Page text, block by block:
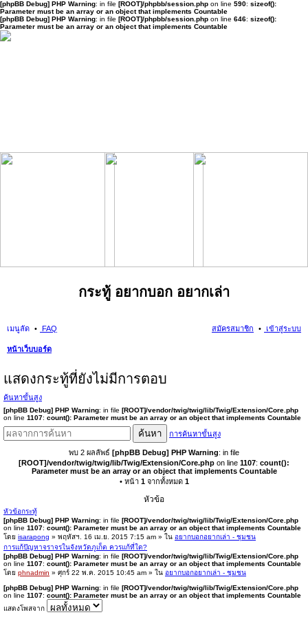
[phpBB Debug] PHP Warning: in file [ROOT]/phpbb/session.php on line 590: sizeof():
Parameter must be an array or an object that implements Countable
[phpBB Debug] PHP Warning: in file [ROOT]/phpbb/session.php on line 646: sizeof():
Parameter must be an array or an object that implements Countable
กระทู้ อยากบอก อยากเล่า
เมนูลัด FAQ เข้าสู่ระบบ
สมัครสมาชิก
หน้าเว็บบอร์ด
แสดงกระทู้ที่ยังไม่มีการตอบ
ค้นหาขั้นสูง
[phpBB Debug] PHP Warning: in file [ROOT]/vendor/twig/twig/lib/Twig/Extension/Core.php
on line 1107: count(): Parameter must be an array or an object that implements Countable
ค้นหา การค้นหาขั้นสูง
พบ 2 ผลลัพธ์ [phpBB Debug] PHP Warning: in file
[ROOT]/vendor/twig/twig/lib/Twig/Extension/Core.php on line 1107: count():
Parameter must be an array or an object that implements Countable
• หน้า 1จากทั้งหมด 1
หัวข้อ
หัวข้อกระทู้
[phpBB Debug] PHP Warning: in file [ROOT]/vendor/twig/twig/lib/Twig/Extension/Core.php
on line 1107: count(): Parameter must be an array or an object that implements Countable
โดย isarapong » พฤหัสฯ. 16 เม.ย. 2015 7:15 am » ใน อยากบอกอยากเล่า - ชุมชน
การแก้ปัญหาจราจรในจังหวัดภูเก็ต ควรแก้ที่ใด?
[phpBB Debug] PHP Warning: in file [ROOT]/vendor/twig/twig/lib/Twig/Extension/Core.php
on line 1107: count(): Parameter must be an array or an object that implements Countable
โดย phnadmin » ศุกร์ 22 พ.ค. 2015 10:45 am » ใน อยากบอกอยากเล่า - ชุมชน
[phpBB Debug] PHP Warning: in file [ROOT]/vendor/twig/twig/lib/Twig/Extension/Core.php
on line 1107: count(): Parameter must be an array or an object that implements Countable
แสดงโพสจาก